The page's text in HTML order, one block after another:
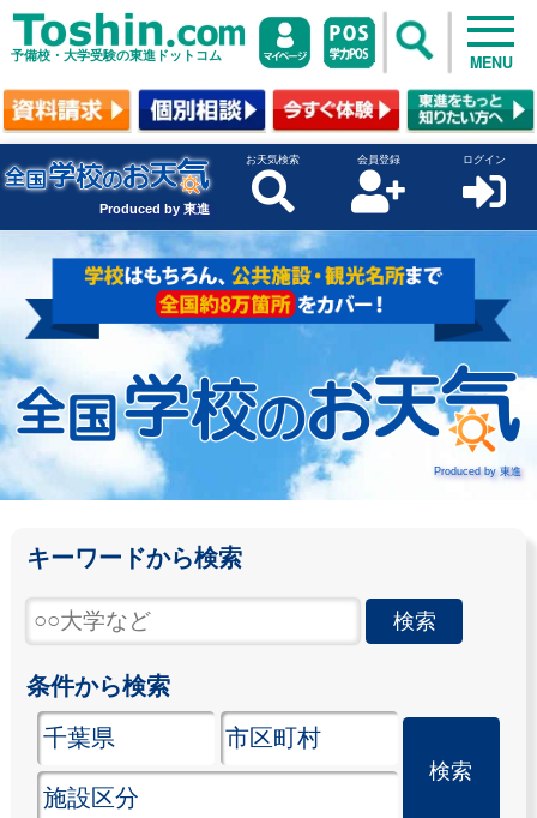
予備校・大学受験の東進ドットコム MENU
Produced by 東進
お天気検索 会員登録 ログイン
Produced by 東進
キーワードから検索
条件から検索